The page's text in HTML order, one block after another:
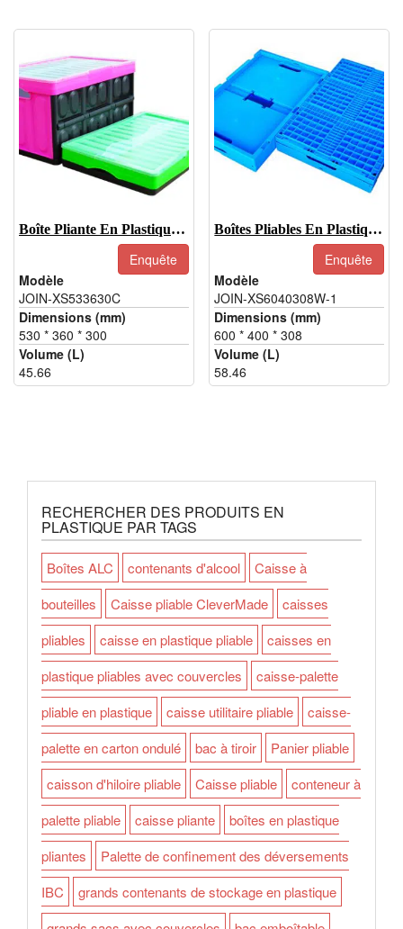
Boîte Pliante En Plastique PP-JOIN-XS533630C
Enquête
Modèle
JOIN-XS533630C
Dimensions (mm)
530 * 360 * 300
Volume (L)
45.66
Boîtes Pliables En Plastique-JOIN-XS6040308W-1
Enquête
Modèle
JOIN-XS6040308W-1
Dimensions (mm)
600 * 400 * 308
Volume (L)
58.46
RECHERCHER DES PRODUITS EN
PLASTIQUE PAR TAGS
Boîtes ALC contenants d'alcool
Caisse à
bouteilles
Caisse pliable CleverMade
caisses
pliables
caisse en plastique pliable
caisses en
plastique pliables avec couvercles
caisse-palette
pliable en plastique
caisse utilitaire pliable
caisse-
palette en carton ondulé
bac à tiroir
Panier pliable
caisson d'hiloire pliable
Caisse pliable
conteneur à
palette pliable
caisse pliante
boîtes en plastique
pliantes
Palette de confinement des déversements
IBC
grands contenants de stockage en plastique